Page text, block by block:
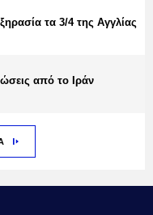
τα 3/4 της Αγγλίας
από το Ιράν